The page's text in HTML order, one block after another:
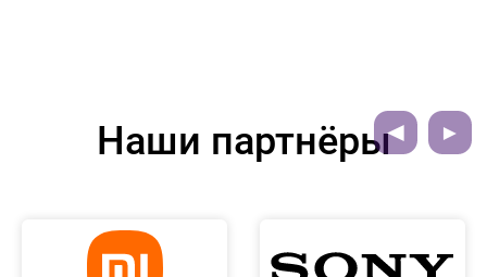
Наши партнёры